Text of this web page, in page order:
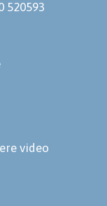
520593
video